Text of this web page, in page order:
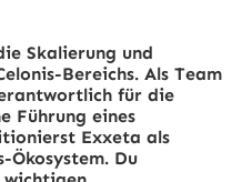
Skalierung und
Bereichs. Als Team
für die
Führung eines
Exxeta als
Ökosystem. Du